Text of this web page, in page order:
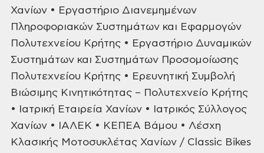
Χανίων • Εργαστήριο Διανεμημένων
Πληροφοριακών Συστημάτων και Εφαρμογών
Πολυτεχνείου Κρήτης • Εργαστήριο Δυναμικών
Συστημάτων και Συστημάτων Προσομοίωσης
Πολυτεχνείου Κρήτης • Ερευνητική Συμβολή
Βιώσιμης Κινητικότητας – Πολυτεχνείο Κρήτης
• Ιατρική Εταιρεία Χανίων •
Ιατρικός Σύλλογος
Χανίων • ΙΑΛΕΚ • ΚΕΠΕΑ Βάμου • Λέσχη
Κλασικής Μοτοσυκλέτας Χανίων / Classic Bikes